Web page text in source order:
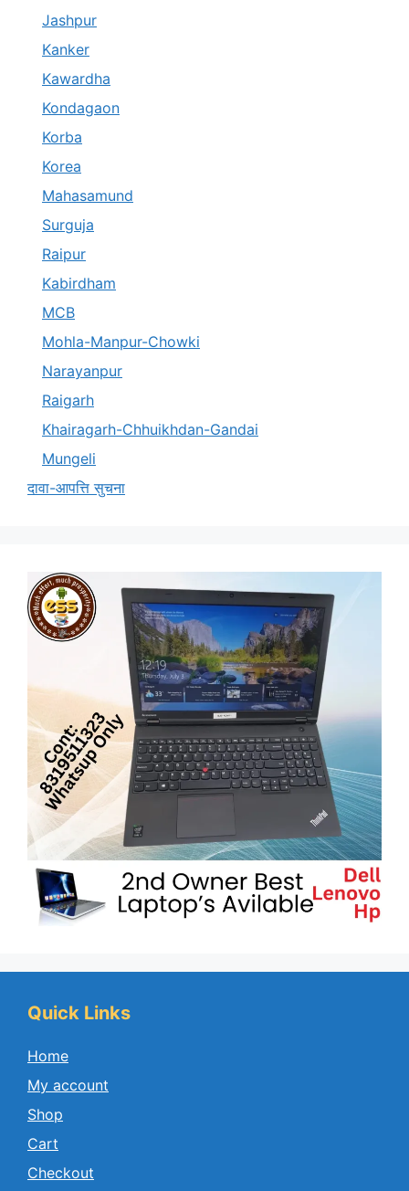
Jashpur
Kanker
Kawardha
Kondagaon
Korba
Korea
Mahasamund
Surguja
Raipur
Kabirdham
MCB
Mohla-Manpur-Chowki
Narayanpur
Raigarh
Khairagarh-Chhuikhdan-Gandai
Mungeli
दावा-आपत्ति सुचना
Quick Links
Home
My account
Shop
Cart
Checkout